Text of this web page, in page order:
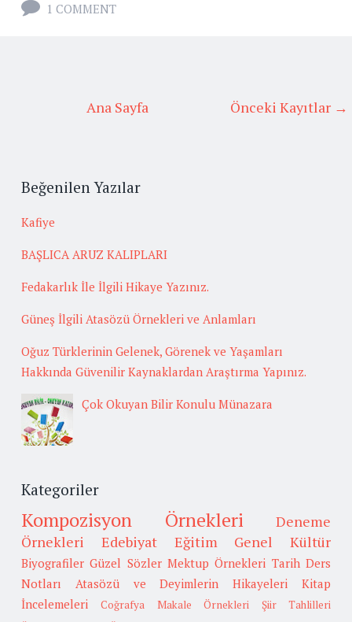
1 COMMENT
Önceki Kayıtlar →
Ana Sayfa
Beğenilen Yazılar
Kafiye
BAŞLICA ARUZ KALIPLARI
Fedakarlık İle İlgili Hikaye Yazınız.
Güneş İlgili Atasözü Örnekleri ve Anlamları
Oğuz Türklerinin Gelenek, Görenek ve Yaşamları
Hakkında Güvenilir Kaynaklardan Araştırma Yapınız.
Çok Okuyan Bilir Konulu Münazara
Kategoriler
Kompozisyon Örnekleri
Deneme
Örnekleri
Edebiyat Eğitim Genel Kültür
Biyografiler Güzel Sözler Mektup Örnekleri Tarih Ders
Notları
Atasözü ve Deyimlerin Hikayeleri
Kitap
İncelemeleri
Coğrafya Makale Örnekleri Şiir Tahlilleri